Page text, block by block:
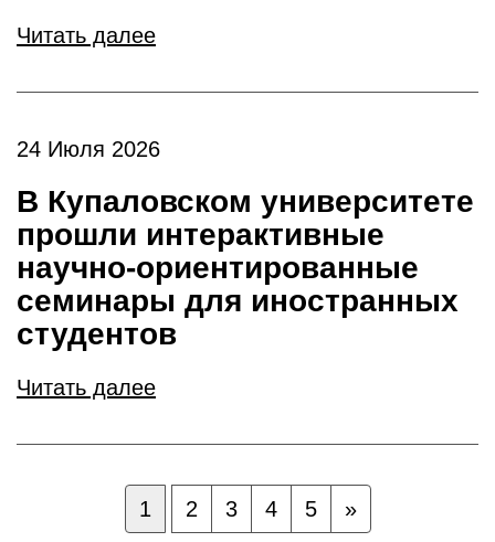
Читать далее
24 Июля 2026
В Купаловском университете
прошли интерактивные
научно-ориентированные
семинары для иностранных
студентов
Читать далее
1 2 3 4 5 »